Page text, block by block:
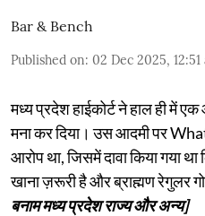
Bar & Bench
Published on: 02 Dec 2025, 12:51
मध्य प्रदेश हाईकोर्ट ने हाल ही में
मना कर दिया। उस आदमी पर
आरोप था, जिसमें दावा किया गया
खाना ज़रूरी है और ब्राह्मण रेगुलर
बनाम मध्य प्रदेश राज्य और अन्य]